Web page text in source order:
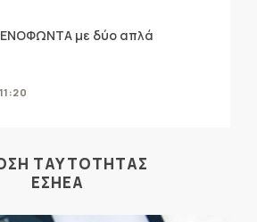
με δύο απλά
ΤΑΥΤΟΤΗΤΑΣ
ΕΣΗΕΑ